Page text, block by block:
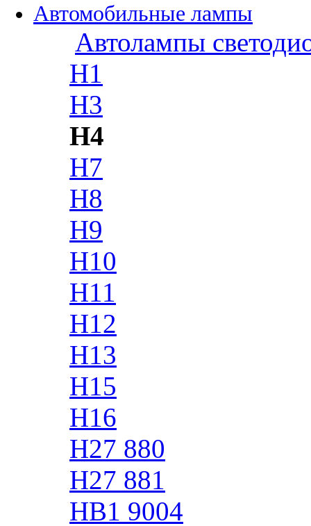
Автомобильные лампы
Автолампы
H1
H3
H4
H7
H8
H9
H10
H11
H12
H13
H15
H16
H27 880
H27 881
HB1 9004